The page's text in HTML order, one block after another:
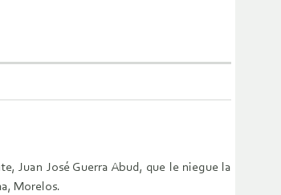
Juan José Guerra Abud, que le niegue la
Morelos.